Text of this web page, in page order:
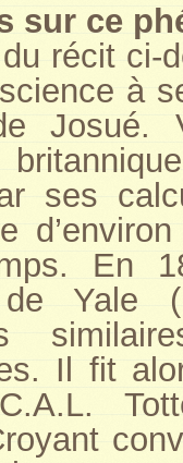
sur ce
récit ci-
à
Josué.
ses
En
de Yale
Il fit